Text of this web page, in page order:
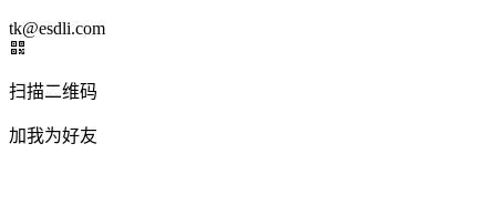
tk@esdli.com
扫描二维码
加我为好友